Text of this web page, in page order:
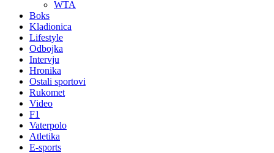
WTA
Boks
Kladionica
Lifestyle
Odbojka
Intervju
Hronika
Ostali sportovi
Rukomet
Video
F1
Vaterpolo
Atletika
E-sports